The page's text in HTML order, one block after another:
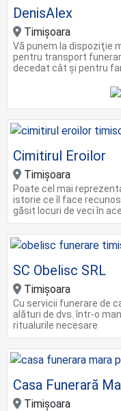
DenisAlex
Timişoara
Vă punem la dispoziţie
pentru transport
decedat cât şi pentru
Cimitirul Eroilor
Timișoara
Poate cel mai
istorie ce îl face
găsit locuri de veci în
SC Obelisc SRL
Timișoara
Cu servicii funerare de
alături de dvs. într-o
ritualurile necesare
Casa Funerară
Timișoara